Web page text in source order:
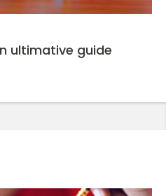
ultimative guide